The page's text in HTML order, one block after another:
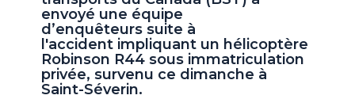
envoyé une équipe
d’enquêteurs suite à
l'accident impliquant un hélicoptère
Robinson R44 sous immatriculation
privée, survenu ce dimanche à
Saint-Séverin.